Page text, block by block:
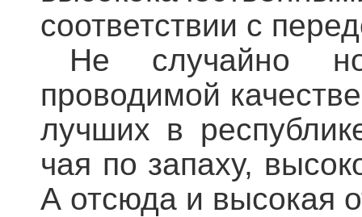
соответствии с
Не случайно
проводимой
лучших в
чая по запаху,
А отсюда и высокая